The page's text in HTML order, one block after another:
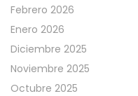
Febrero 2026
Enero 2026
Diciembre 2025
Noviembre 2025
Octubre 2025